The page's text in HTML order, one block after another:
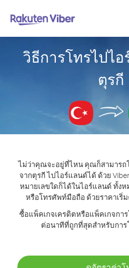
วิธีการโทรไปไ
ตุรกี
ไม่ว่าคุณจะอยู่ที่ไหน คุณก็สามารถ
จากตุรกี ไปไอร์แลนด์ได้ ด้วย
หมายเลขใดก็ได้ในไอร์แลนด์ ทั้ง
หรือโทรศัพท์มือถือ ด้วยราคาเริ่
ซื้อแพ็คเกจเครดิตหรือแพ็คเกจกา
ต่อนาทีที่ถูกที่สุดสำหรับกา